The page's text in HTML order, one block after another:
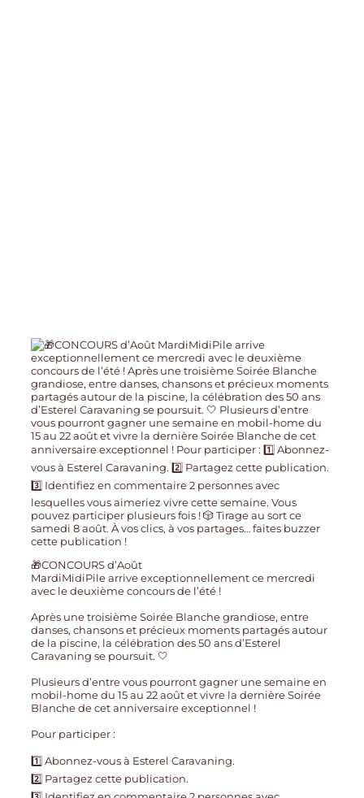
🎁CONCOURS d’Août
MardiMidiPile arrive exceptionnellement ce mercredi
avec le deuxième concours de l’été !
Après une troisième Soirée Blanche grandiose, entre
danses, chansons et précieux moments partagés autour
de la piscine, la célébration des 50 ans d’Esterel
Caravaning se poursuit. 🤍
Plusieurs d’entre vous pourront gagner une semaine en
mobil-home du 15 au 22 août et vivre la dernière Soirée
Blanche de cet anniversaire exceptionnel !
Pour participer :
1️⃣ Abonnez-vous à Esterel Caravaning.
2️⃣ Partagez cette publication.